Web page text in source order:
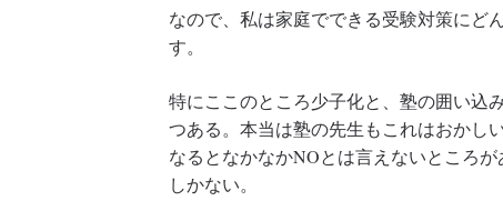
なので、私は家庭でできる受験対策にど
す。
特にここのところ少子化と、塾の囲い込
つある。本当は塾の先生もこれはおかし
なるとなかなかNOとは言えないところ
しかない。